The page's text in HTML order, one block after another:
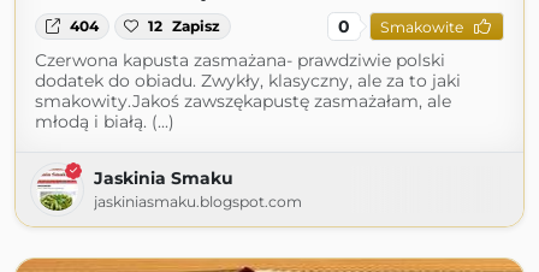
404 12 Zapisz 0 Smakowite
Czerwona kapusta zasmażana- prawdziwie polski
dodatek do obiadu. Zwykły, klasyczny, ale za to jaki
smakowity.Jakoś zawszękapustę zasmażałam, ale
młodą i białą. (...)
Jaskinia Smaku
jaskiniasmaku.blogspot.com